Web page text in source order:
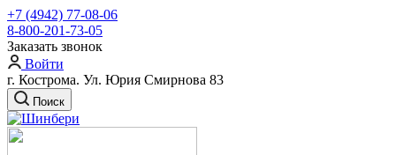
+7 (4942) 77-08-06
8-800-201-73-05
Заказать звонок
Войти
г. Кострома. Ул. Юрия Смирнова 83
Поиск